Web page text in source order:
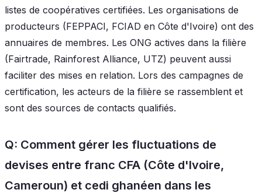
listes de coopératives certifiées. Les organisations de
producteurs (FEPPACI, FCIAD en Côte d'Ivoire) ont des
annuaires de membres. Les ONG actives dans la filière
(Fairtrade, Rainforest Alliance, UTZ) peuvent aussi
faciliter des mises en relation. Lors des campagnes de
certification, les acteurs de la filière se rassemblent et
sont des sources de contacts qualifiés.
Q: Comment gérer les fluctuations de
devises entre franc CFA (Côte d'Ivoire,
Cameroun) et cedi ghanéen dans les